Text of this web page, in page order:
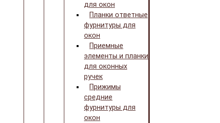
для окон
Планки ответные
фурнитуры для
окон
Приемные
элементы и планки
для оконных
ручек
Прижимы
средние
фурнитуры для
окон